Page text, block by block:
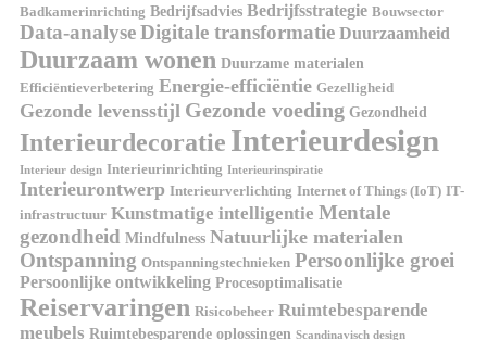
Badkamerinrichting Bedrijfsadvies Bedrijfsstrategie Bouwsector
Data-analyseDigitale transformatie Duurzaamheid
Duurzaam wonen Duurzame materialen
Efficiëntieverbetering Energie-efficiëntie Gezelligheid
Gezonde levensstijl Gezonde voeding Gezondheid
Interieurdecoratie Interieurdesign
Interieur design Interieurinrichting Interieurinspiratie
Interieurontwerp Interieurverlichting Internet of Things (IoT) IT-
infrastructuur Kunstmatige intelligentie Mentale
gezondheid Mindfulness Natuurlijke materialen
Ontspanning Ontspanningstechnieken Persoonlijke groei
Persoonlijke ontwikkeling Procesoptimalisatie
Reiservaringen Risicobeheer Ruimtebesparende
meubels Ruimtebesparende oplossingen Scandinavisch design